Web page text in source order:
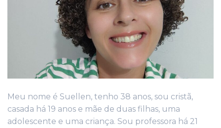
Meu nome é Suellen, tenho 38 anos, sou cristã,
casada há 19 anos e mãe de duas filhas, uma
adolescente e uma criança. Sou professora há 21